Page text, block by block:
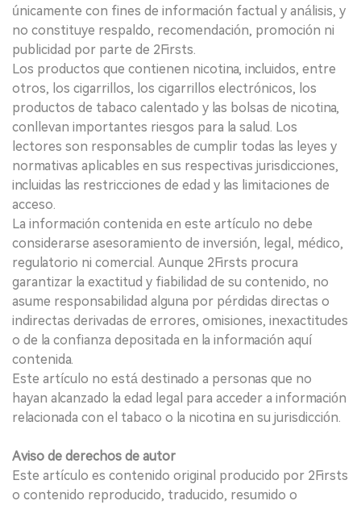
únicamente con fines de información factual y análisis, y
no constituye respaldo, recomendación, promoción ni
publicidad por parte de 2Firsts.
Los productos que contienen nicotina, incluidos, entre
otros, los cigarrillos, los cigarrillos electrónicos, los
productos de tabaco calentado y las bolsas de nicotina,
conllevan importantes riesgos para la salud. Los
lectores son responsables de cumplir todas las leyes y
normativas aplicables en sus respectivas jurisdicciones,
incluidas las restricciones de edad y las limitaciones de
acceso.
La información contenida en este artículo no debe
considerarse asesoramiento de inversión, legal, médico,
regulatorio ni comercial. Aunque 2Firsts procura
garantizar la exactitud y fiabilidad de su contenido, no
asume responsabilidad alguna por pérdidas directas o
indirectas derivadas de errores, omisiones, inexactitudes
o de la confianza depositada en la información aquí
contenida.
Este artículo no está destinado a personas que no
hayan alcanzado la edad legal para acceder a información
relacionada con el tabaco o la nicotina en su jurisdicción.
Aviso de derechos de autor
Este artículo es contenido original producido por 2Firsts
o contenido reproducido, traducido, resumido o